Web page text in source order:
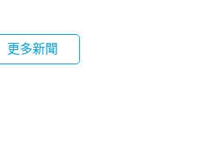
更多新聞